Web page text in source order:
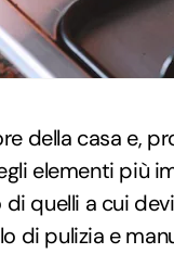
della casa e,
elementi più
quelli a cui
di pulizia e